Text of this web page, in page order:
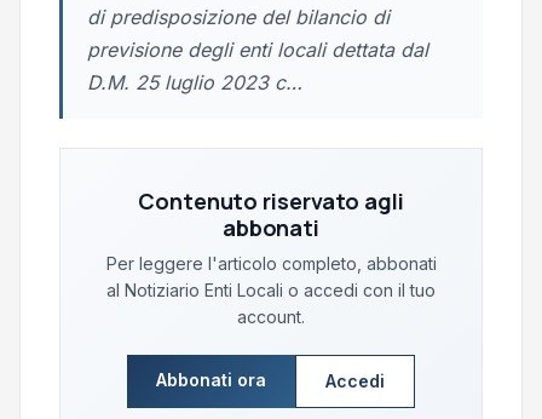
di predisposizione del bilancio di
previsione degli enti locali dettata dal
D.M. 25 luglio 2023 c…
Contenuto riservato agli
abbonati
Per leggere l'articolo completo, abbonati
al Notiziario Enti Locali o accedi con il tuo
account.
Abbonati ora Accedi